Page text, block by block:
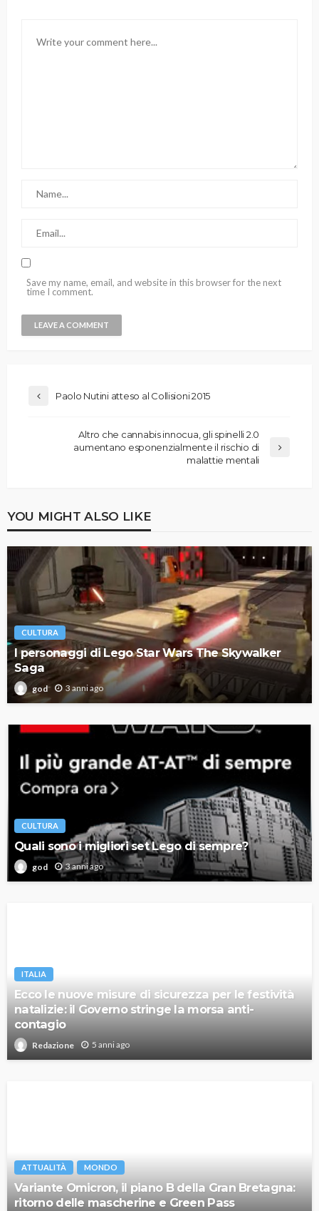
Save my name, email, and website in this browser for the next
time I comment.
Paolo Nutini atteso al Collisioni 2015
Altro che cannabis innocua, gli spinelli 2.0
aumentano esponenzialmente il rischio di
malattie mentali
YOU MIGHT ALSO LIKE
CULTURA
I personaggi di Lego Star Wars The Skywalker
Saga
god 3 anni ago
CULTURA
Quali sono i migliori set Lego di sempre?
god 3 anni ago
ITALIA
Ecco le nuove misure di sicurezza per le festività
natalizie: il Governo stringe la morsa anti-
contagio
Redazione 5 anni ago
ATTUALITÀ MONDO
Variante Omicron, il piano B della Gran Bretagna:
ritorno delle mascherine e Green Pass